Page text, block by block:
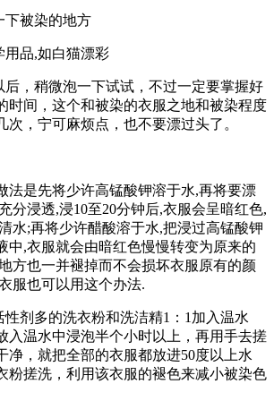
下被染的地方
用品,如白猫漂彩
后，稍微泡一下试试，不过一定要掌握好
时间，这个和被染的衣服之地和被染程度
次，宁可麻烦点，也不要漂过头了。
法是先将少许高锰酸钾溶于水,再将要漂
分浸透,浸10至20分钟后,衣服会呈暗红色,
水;再将少许醋酸溶于水,把浸过高锰酸钾
中,衣服就会由暗红色慢慢转变为原来的
方也一并褪掉而不会损坏衣服原有的颜
服也可以用这个办法.
性剂多的洗衣粉和洗洁精1：1加入温水
入温水中浸泡半个小时以上，再用手去搓
净，就把全部的衣服都放进50度以上水
粉搓洗，利用该衣服的褪色来减小被染色